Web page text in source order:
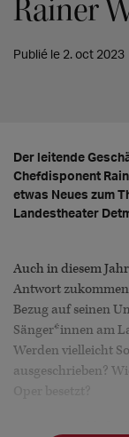
Rainer
Publié le 2. oct 2023
Der leitende
Chefdisponent
etwas Neues zum
Landestheater
Auch in diesem
Antwort zukommen
Bezug auf seinen
Sänger*innen am
Werden vielleicht
ausgeschrieben?